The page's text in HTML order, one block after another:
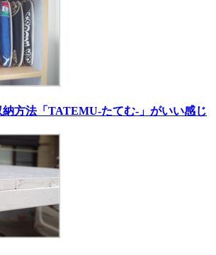
方法「TATEMU-たてむ-」がいい感じ